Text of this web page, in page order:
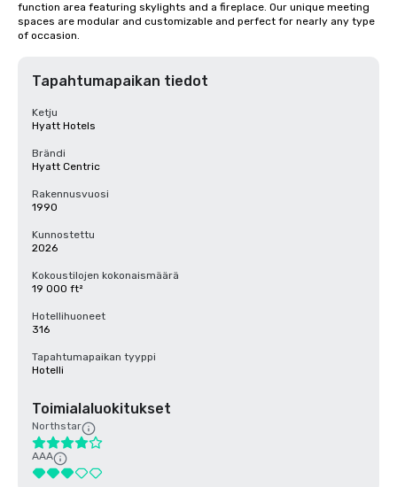
function area featuring skylights and a fireplace. Our unique meeting
spaces are modular and customizable and perfect for nearly any type
of occasion.
Tapahtumapaikan tiedot
Ketju
Hyatt Hotels
Brändi
Hyatt Centric
Rakennusvuosi
1990
Kunnostettu
2026
Kokoustilojen kokonaismäärä
19 000 ft²
Hotellihuoneet
316
Tapahtumapaikan tyyppi
Hotelli
Toimialaluokitukset
Northstar
AAA